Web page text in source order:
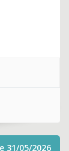
31/05/2026